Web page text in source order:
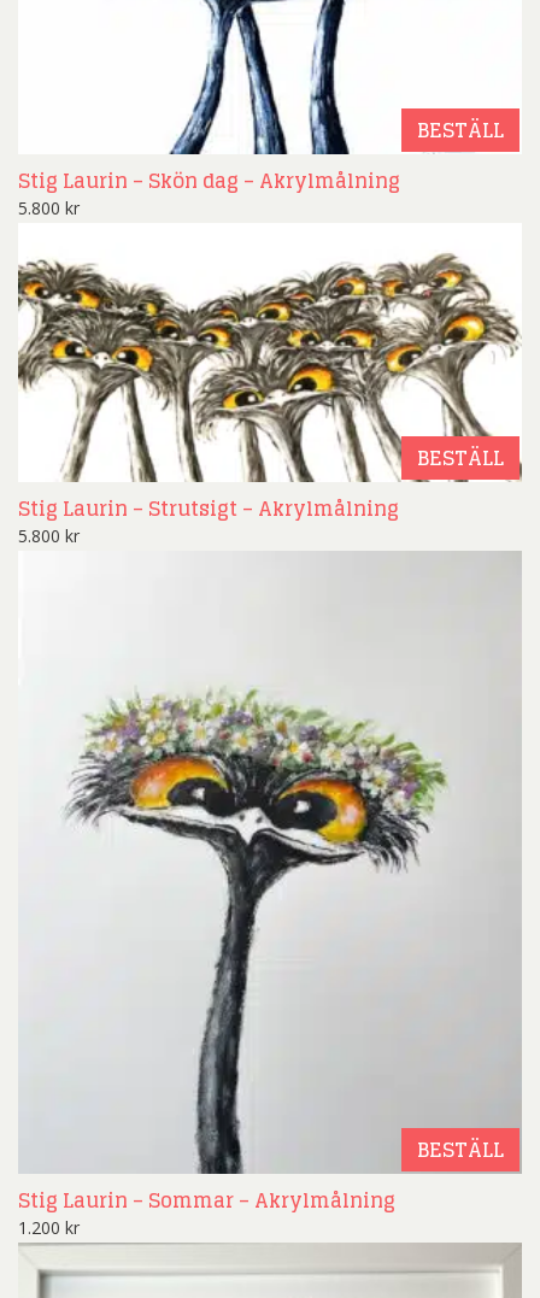
BESTÄLL
Stig Laurin – Skön dag – Akrylmålning
5.800 kr
BESTÄLL
Stig Laurin – Strutsigt – Akrylmålning
5.800 kr
BESTÄLL
Stig Laurin – Sommar – Akrylmålning
1.200 kr